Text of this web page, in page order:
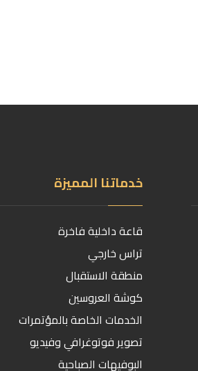
خدماتنا المميزة
قاعة داخلية فاخرة
تراس خارجي
منطقة الاستقبال
كوشة العروسين
الخدمات الخاصة بالمؤتمرات
تصوير فوتوغرافي وفيديو
البوفيهات الصباحية